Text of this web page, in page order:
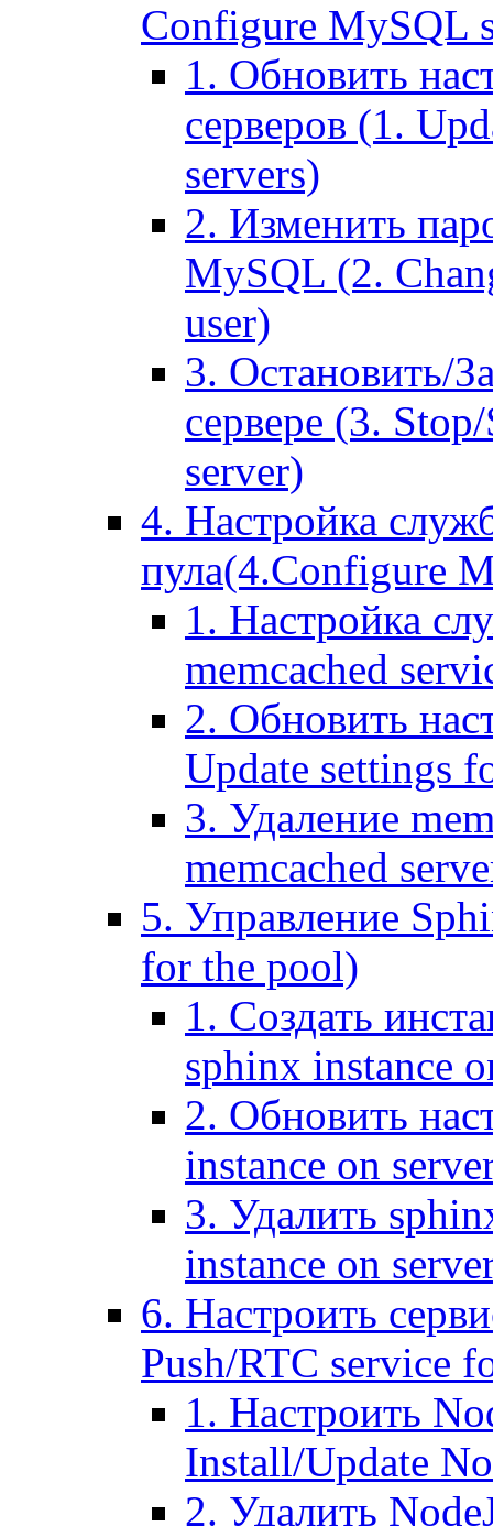
Configure MySQL
1. Обновить
серверов (1.
servers)
2. Изменить
MySQL (2.
user)
3. Остановить/
сервере (3.
server)
4. Настройка
пула(4.Configure
1. Настройка
memcached
2. Обновить
Update settings
3. Удаление
memcached
5. Управление
for the pool)
1. Создать
sphinx instance
2. Обновить
instance on
3. Удалить
instance on
6. Настроить
Push/RTC service
1. Настроить
Install/Update
2. Удалить